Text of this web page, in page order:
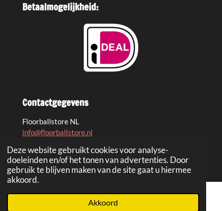
Deze website gebruikt cookies voor analyse-
doeleinden en/of het tonen van advertenties. Door
gebruik te blijven maken van de site gaat u hiermee
akkoord.
Akkoord
Betaalmogelijkheid:
Contactgegevens
Floorballstore NL
info@floorballstore.nl
BTW nr: NL 868025483B01
E-mailadres